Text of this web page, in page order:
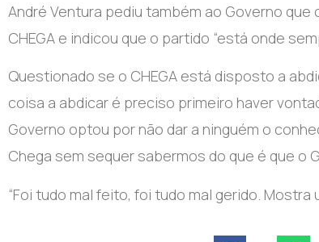
André Ventura pediu também ao Governo que
CHEGA e indicou que o partido “está onde
Questionado se o CHEGA está disposto a
coisa a abdicar é preciso primeiro haver
Governo optou por não dar a ninguém o
Chega sem sequer sabermos do que é que o
“Foi tudo mal feito, foi tudo mal gerido.